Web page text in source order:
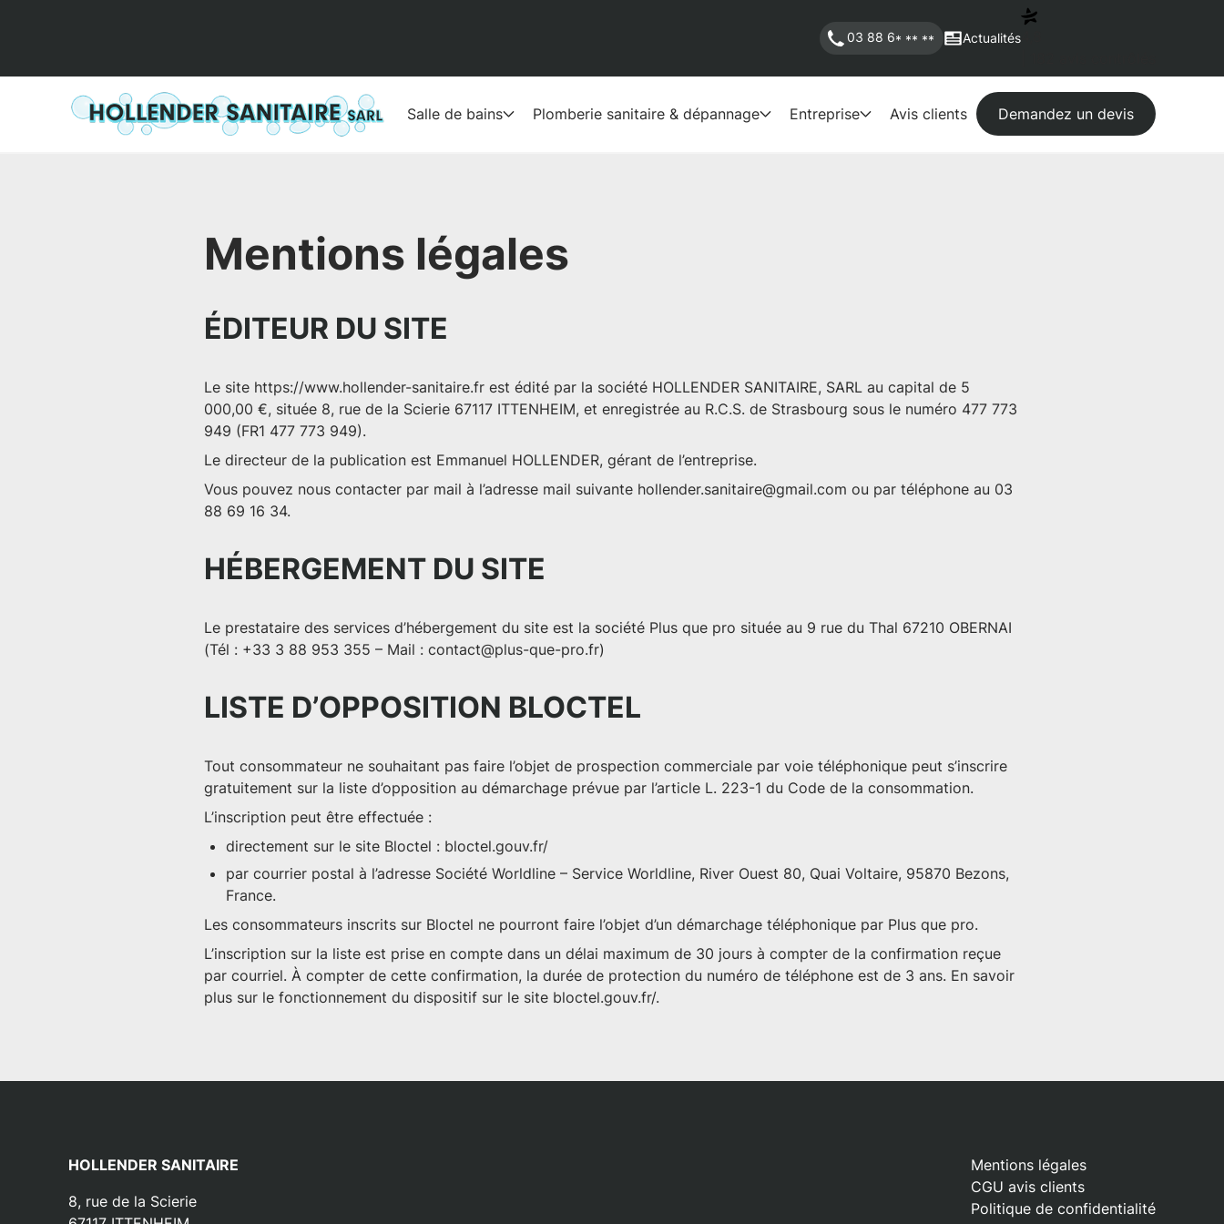
03 88 6* ** ** Actualités4,8
Salle de bains Plomberie sanitaire & dépannage Entreprise Avis clients Demandez un devis
Mentions légales
ÉDITEUR DU SITE
Le site https://www.hollender-sanitaire.fr est édité par la société HOLLENDER SANITAIRE, SARL au capital de 5
000,00 €, située 8, rue de la Scierie 67117 ITTENHEIM, et enregistrée au R.C.S. de Strasbourg sous le numéro 477 773
949 (FR1 477 773 949).
Le directeur de la publication est Emmanuel HOLLENDER, gérant de l’entreprise.
Vous pouvez nous contacter par mail à l’adresse mail suivante hollender.sanitaire@gmail.com ou par téléphone au 03
88 69 16 34.
HÉBERGEMENT DU SITE
Le prestataire des services d’hébergement du site est la société Plus que pro située au 9 rue du Thal 67210 OBERNAI
(Tél : +33 3 88 953 355 – Mail : contact@plus-que-pro.fr)
LISTE D’OPPOSITION BLOCTEL
Tout consommateur ne souhaitant pas faire l’objet de prospection commerciale par voie téléphonique peut s’inscrire
gratuitement sur la liste d’opposition au démarchage prévue par l’article L. 223-1 du Code de la consommation.
L’inscription peut être effectuée :
directement sur le site Bloctel : bloctel.gouv.fr/
par courrier postal à l’adresse Société Worldline – Service Worldline, River Ouest 80, Quai Voltaire, 95870 Bezons,
France.
Les consommateurs inscrits sur Bloctel ne pourront faire l’objet d’un démarchage téléphonique par Plus que pro.
L’inscription sur la liste est prise en compte dans un délai maximum de 30 jours à compter de la confirmation reçue
par courriel. À compter de cette confirmation, la durée de protection du numéro de téléphone est de 3 ans. En savoir
plus sur le fonctionnement du dispositif sur le site bloctel.gouv.fr/.
HOLLENDER SANITAIRE
8, rue de la Scierie
Mentions légales
CGU avis clients
Politique de confidentialité